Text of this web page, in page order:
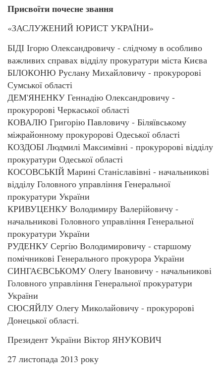
Присвоїти почесне звання
«ЗАСЛУЖЕНИЙ ЮРИСТ УКРАЇНИ»
БІДІ Ігорю Олександровичу - слідчому в особливо
важливих справах відділу прокуратури міста Києва
БІЛОКОНЮ Руслану Михайловичу - прокуророві
Сумської області
ДЕМ'ЯНЕНКУ Геннадію Олександровичу -
прокуророві Черкаської області
КОВАЛЮ Григорію Павловичу - Біляївському
міжрайонному прокуророві Одеської області
КОЗДОБІ Людмилі Максимівні - прокуророві відділу
прокуратури Одеської області
КОСОВСЬКІЙ Марині Станіславівні - начальникові
відділу Головного управління Генеральної
прокуратури України
КРИВУЦЕНКУ Володимиру Валерійовичу -
начальникові Головного управління Генеральної
прокуратури України
РУДЕНКУ Сергію Володимировичу - старшому
помічникові Генерального прокурора України
СИНГАЄВСЬКОМУ Олегу Івановичу - начальникові
Головного управління Генеральної прокуратури
України
СЮСЯЙЛУ Олегу Миколайовичу - прокуророві
Донецької області.
Президент України Віктор ЯНУКОВИЧ
27 листопада 2013 року